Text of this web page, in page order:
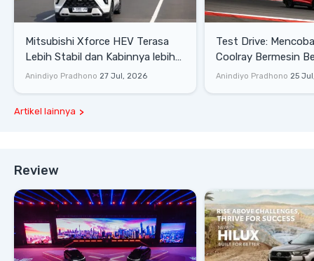
Mitsubishi Xforce HEV Terasa
Lebih Stabil dan Kabinnya lebih
Senyap
Anindiyo Pradhono 27 Jul, 2026
Test Drive: Mencoba Geely
Coolray Bermesin
di Sirkuit Mandalika
Anindiyo Pradhono 25
Artikel lainnya
Review